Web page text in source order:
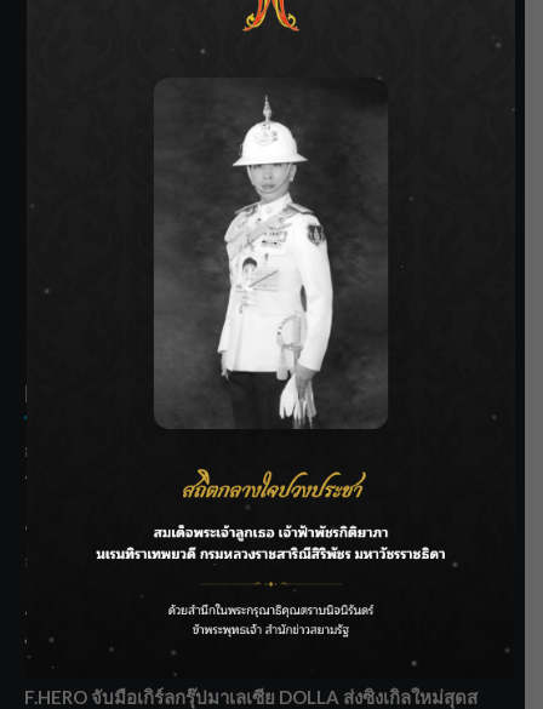
SIAMRATH VARIETY
THE BEST ENTERTAINMENT
Recent Posts
กรมชลฯ รับฟังประชาชน ติดตามแก้ปัญหาโครงการประตู
ระบายน้ำศรีสองรักฯ
‘แมน การิน’ แชร์ความเชื่อชวนคิด! “อยากกินอะไรหลังจาก
ลาโลกนี้ ให้ใส่บาตรสิ่งนั้นไว้ตอนยังมีชีวิต”
ราชเลขานุการในพระองค์ฯ ติดตามโครงการหุบกะพง–ห้วย
ทรายใต้ เสริมความมั่นคงน้ำเพชรบุรี
F.HERO จับมือเกิร์ลกรุ๊ปมาเลเซีย DOLLA ส่งซิงเกิลใหม่สุดส